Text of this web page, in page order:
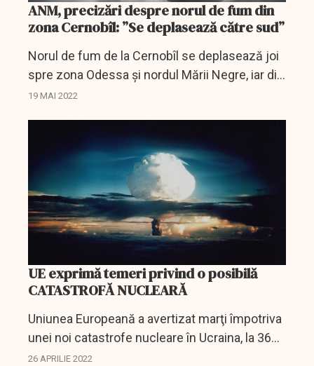
ANM, precizări despre norul de fum din
zona Cernobîl: ”Se deplasează către sud”
Norul de fum de la Cernobîl se deplasează joi
spre zona Odessa și nordul Mării Negre, iar din
noaptea de joi spre vineri tendința de
19 MAI 2022
UE exprimă temeri privind o posibilă
CATASTROFĂ NUCLEARĂ
Uniunea Europeană a avertizat marţi împotriva
unei noi catastrofe nucleare în Ucraina, la 36
de ani de la explozia de la Cernobâl, pe fondul
26 APRILIE 2022